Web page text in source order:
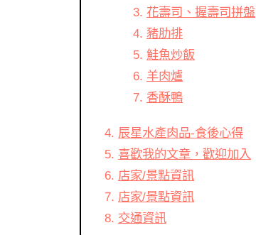
花壽司、握壽司拼盤
豬肋排
鮭魚炒飯
羊肉爐
香酥鴨
辰星水產肉品-食後心得
喜歡我的文章，歡迎加入
店家/景點資訊
店家/景點資訊
交通資訊